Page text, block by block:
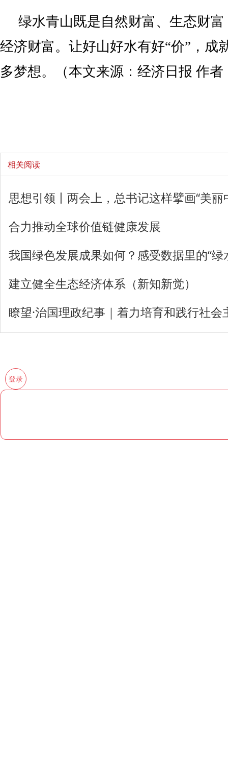
绿水青山既是自然财富、生态财
经济财富。让好山好水有好“价”，成
多梦想。（本文来源：经济日报 作者
相关阅读
思想引领丨两会上，总书记这样擘画“美丽
合力推动全球价值链健康发展
我国绿色发展成果如何？感受数据里的“绿
建立健全生态经济体系（新知新觉）
瞭望·治国理政纪事｜着力培育和践行社
登录